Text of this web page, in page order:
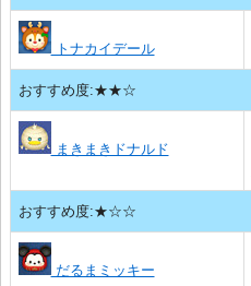
トナカイデール
おすすめ度:★★☆
まきまきドナルド
おすすめ度:★☆☆
だるまミッキー